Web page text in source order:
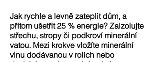
Jak rychle a levně zateplit dům, a
přitom ušetřit 25 % energie? Zaizolujte
střechu, stropy či podkroví minerální
vatou. Mezi krokve vložíte minerální
vlnu dodávanou v rolích nebo